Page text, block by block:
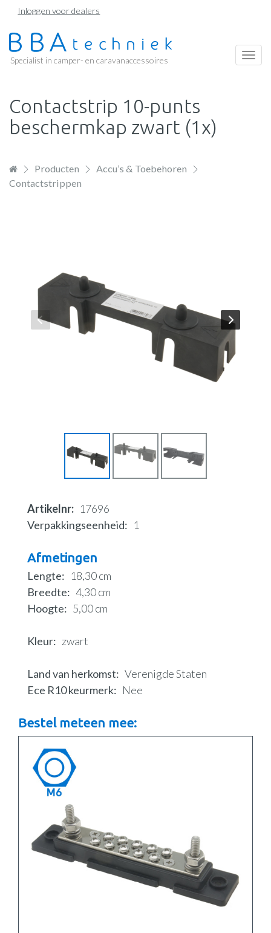
Overslaan
naar
de
Inloggen voor dealers
Specialist in camper- en caravanaccessoires
Contactstrip 10-punts
beschermkap zwart (1x)
Producten
Accu’s & Toebehoren
Contactstrippen
Artikelnr
17696
Verpakkingseenheid
1
Afmetingen
Lengte
18,30 cm
Breedte
4,30 cm
Hoogte
5,00 cm
Kleur zwart
Land van herkomst
Verenigde Staten
Ece R10 keurmerk
Nee
Bestel meteen mee: